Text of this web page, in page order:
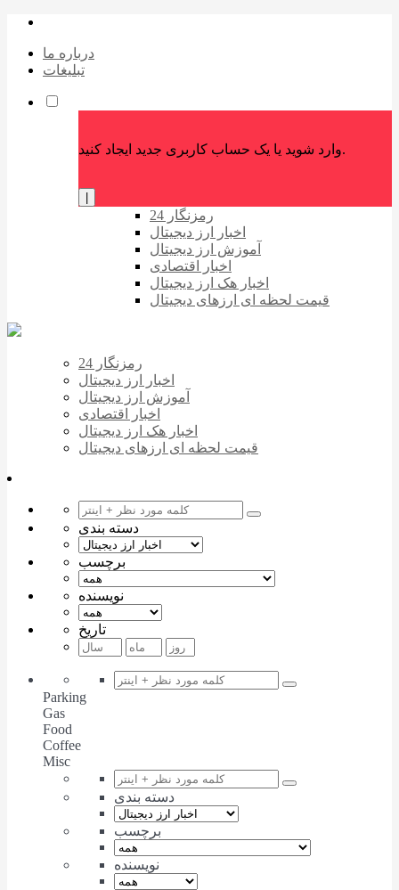
درباره ما
تبلیغات
وارد شوید یا یک حساب کاربری جدید ایجاد کنید.
رمزنگار 24
اخبار ارز دیجیتال
آموزش ارز دیجیتال
اخبار اقتصادی
اخبار هک ارز دیجیتال
قیمت لحظه ای ارزهای دیجیتال
رمزنگار 24
اخبار ارز دیجیتال
آموزش ارز دیجیتال
اخبار اقتصادی
اخبار هک ارز دیجیتال
قیمت لحظه ای ارزهای دیجیتال
دسته بندی
برچسب
نویسنده
تاریخ
Parking
Gas
Food
Coffee
Misc
دسته بندی
برچسب
نویسنده